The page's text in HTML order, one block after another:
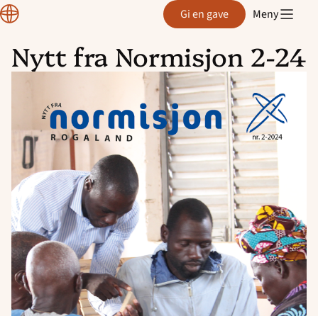
Hopp
Region
Rogaland Gi en gave Meny
Nytt fra Normisjon 2-24